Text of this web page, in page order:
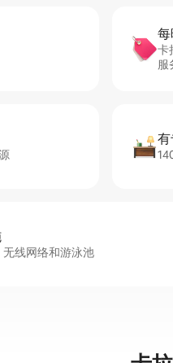
卡
服
线网络和游泳池